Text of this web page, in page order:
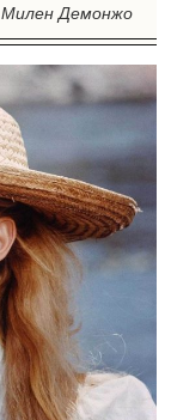
Милен Демонжо